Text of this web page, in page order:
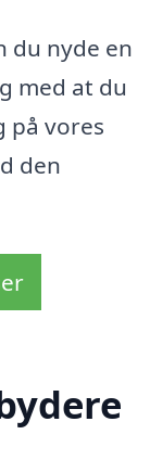
du nyde en
med at du
på vores
den